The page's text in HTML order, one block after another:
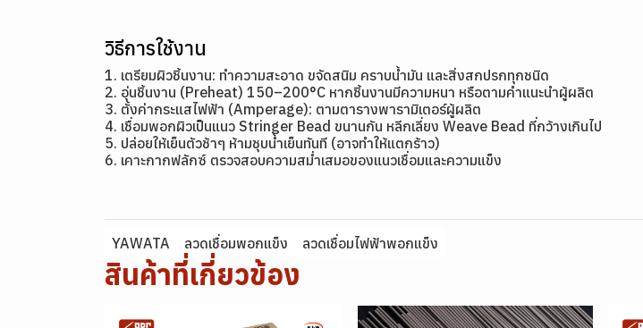
วิธีการใช้งาน
1. เตรียมผิวชิ้นงาน: ทำความสะอาด ขจัดสนิม คราบน้ำมัน และสิ่งสกปรกทุกชนิด
2. อุ่นชิ้นงาน (Preheat) 150–200°C หากชิ้นงานมีความหนา หรือตามคำแนะนำผู้ผลิต
3. ตั้งค่ากระแสไฟฟ้า (Amperage): ตามตารางพารามิเตอร์ผู้ผลิต
4. เชื่อมพอกผิวเป็นแนว Stringer Bead ขนานกัน หลีกเลี่ยง Weave Bead ที่กว้างเกินไป
5. ปล่อยให้เย็นตัวช้าๆ ห้ามชุบน้ำเย็นทันที (อาจทำให้แตกร้าว)
6. เคาะกากฟลักซ์ ตรวจสอบความสม่ำเสมอของแนวเชื่อมและความแข็ง
YAWATA ลวดเชื่อมพอกแข็ง ลวดเชื่อมไฟฟ้าพอกแข็ง
สินค้าที่เกี่ยวข้อง